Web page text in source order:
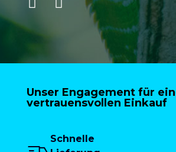
Unser Engagement für
vertrauensvollen Einkauf
Schnelle